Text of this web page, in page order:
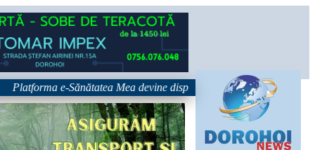
e-Sănătatea Mea devine disponibilă pe 1 septembrie: